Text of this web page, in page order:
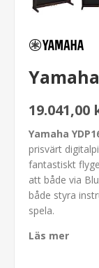
19.041,00
Yamaha
prisvärt
fantastiskt
att både via
både styra
spela.
Läs mer